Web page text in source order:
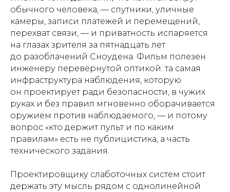
обычного человека, — спутники, уличные
камеры, записи платежей и перемещений,
перехват связи, — и приватность испаряется
на глазах зрителя за пятнадцать лет
до разоблачений Сноудена. Фильм полезен
инженеру перевёрнутой оптикой: та самая
инфраструктура наблюдения, которую
он проектирует ради безопасности, в чужих
руках и без правил мгновенно оборачивается
оружием против наблюдаемого, — и потому
вопрос «кто держит пульт и по каким
правилам» есть не публицистика, а часть
технического задания.
Проектировщику слаботочных систем стоит
держать эту мысль рядом с однолинейной